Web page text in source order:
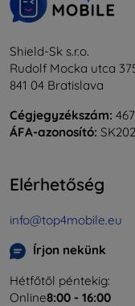
Shield-Sk s.r.o.
Rudolf Mocka utca
841 04 Bratislava
Cégjegyzékszám:
ÁFA-azonosító:
Elérhetőség
info@top4mobile.eu
Írjon nekünk
Hétfőtől péntekig:
Online8:00 - 16:00